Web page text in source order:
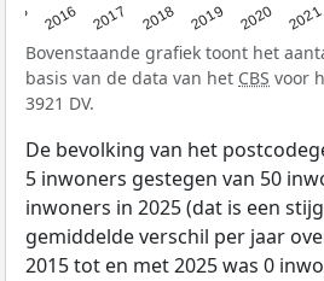
2016 2017 2018 2019 2020 2021
Bovenstaande grafiek toont het
basis van de data van het CBS voor
3921 DV.
De bevolking van het
5 inwoners gestegen van 50
inwoners in 2025 (dat is een
gemiddelde verschil per jaar
2015 tot en met 2025 was 0